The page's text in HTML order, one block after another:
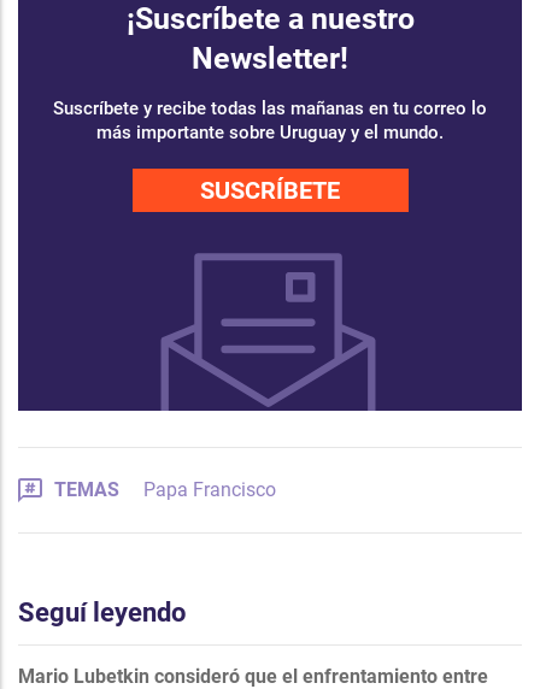
¡Suscríbete a nuestro
Newsletter!
Suscríbete y recibe todas las mañanas en tu correo lo
más importante sobre Uruguay y el mundo.
SUSCRÍBETE
TEMAS Papa Francisco
Seguí leyendo
Mario Lubetkin consideró que el enfrentamiento entre